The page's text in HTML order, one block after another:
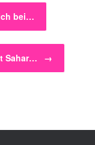
bei…
Sahar… →